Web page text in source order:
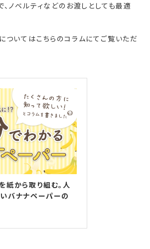
ノベルティなどのお渡しとしても最適
いてはこちらのコラムにてご覧いただ
紙から取り組む。人
バナナペーパーの